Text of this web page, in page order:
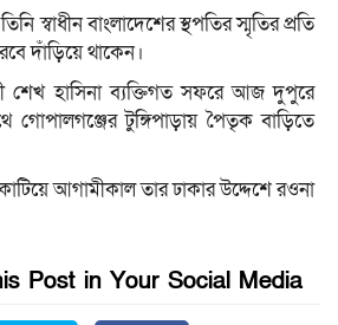
স্বাধীন বাংলাদেশের স্থপতির স্মৃতির প্রতি
দাঁড়িয়ে থাকেন।
শেখ হাসিনা ব্যক্তিগত সফরে আজ দুপুরে
টুঙ্গিপাড়ায় পৈতৃক বাড়িতে
আগামীকাল তার ঢাকার উদ্দেশে রওনা
Post in Your Social Media